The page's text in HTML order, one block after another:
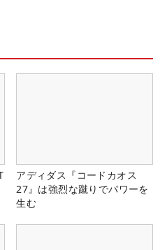
アディダス『コードカオス
27』は強烈な蹴りでパワーを
生む